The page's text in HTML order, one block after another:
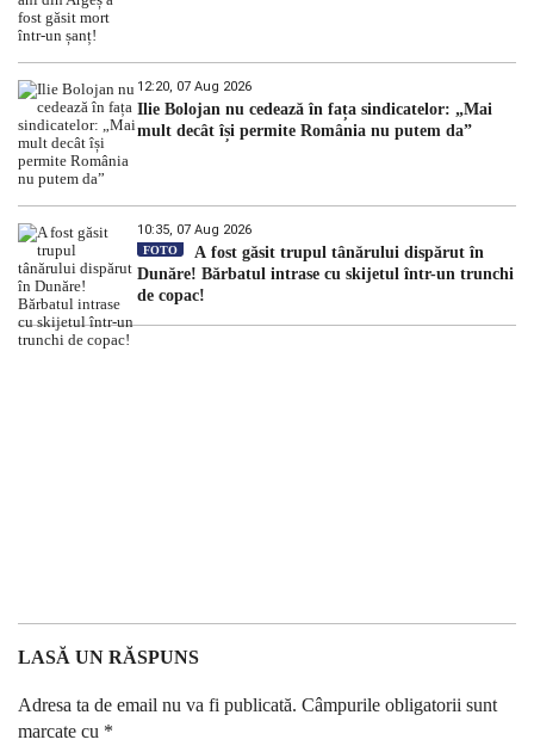
12:20, 07 Aug 2026
Ilie Bolojan nu cedează în fața sindicatelor: „Mai
mult decât își permite România nu putem da”
10:35, 07 Aug 2026
FOTO
A fost găsit trupul tânărului dispărut în
Dunăre! Bărbatul intrase cu skijetul într-un trunchi
de copac!
LASĂ UN RĂSPUNS
Adresa ta de email nu va fi publicată. Câmpurile obligatorii sunt
marcate cu *